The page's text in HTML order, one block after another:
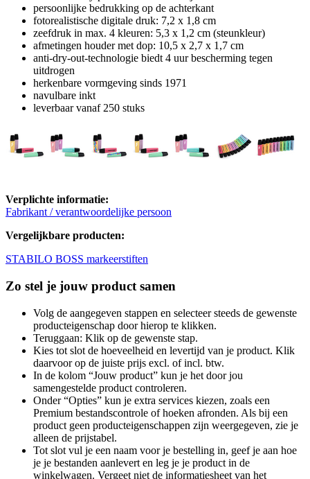
persoonlijke bedrukking op de achterkant
fotorealistische digitale druk: 7,2 x 1,8 cm
zeefdruk in max. 4 kleuren: 5,3 x 1,2 cm (steunkleur)
afmetingen houder met dop: 10,5 x 2,7 x 1,7 cm
anti-dry-out-technologie biedt 4 uur bescherming tegen
uitdrogen
herkenbare vormgeving sinds 1971
navulbare inkt
leverbaar vanaf 250 stuks
Verplichte informatie:
Fabrikant / verantwoordelijke persoon
Vergelijkbare producten:
STABILO BOSS markeerstiften
Zo stel je jouw product samen
Volg de aangegeven stappen en selecteer steeds de gewenste
producteigenschap door hierop te klikken.
Teruggaan: Klik op de gewenste stap.
Kies tot slot de hoeveelheid en levertijd van je product. Klik
daarvoor op de juiste prijs excl. of incl. btw.
In de kolom “Jouw product” kun je het door jou
samengestelde product controleren.
Onder “Opties” kun je extra services kiezen, zoals een
Premium bestandscontrole of hoeken afronden. Als bij een
product geen producteigenschappen zijn weergegeven, zie je
alleen de prijstabel.
Tot slot vul je een naam voor je bestelling in, geef je aan hoe
je je bestanden aanlevert en leg je je product in de
winkelwagen. Vergeet niet de informatiesheet van het